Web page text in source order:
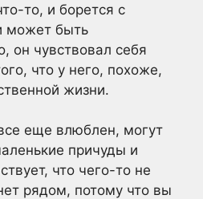
то, и борется с
может быть
он чувствовал себя
что у него, похоже,
жизни.
еще влюблен, могут
причуды и
что чего-то не
рядом, потому что вы